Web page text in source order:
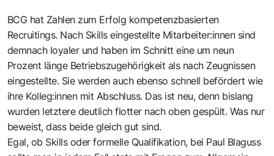
BCG hat Zahlen zum Erfolg kompetenzbasierten
Recruitings. Nach Skills eingestellte Mitarbeiter:innen sind
demnach loyaler und haben im Schnitt eine um neun
Prozent länge Betriebszugehörigkeit als nach Zeugnissen
eingestellte. Sie werden auch ebenso schnell befördert wie
ihre Kolleg:innen mit Abschluss. Das ist neu, denn bislang
wurden letztere deutlich flotter nach oben gespült. Was nur
­beweist, dass beide gleich gut sind.
Egal, ob Skills oder formelle Qualifikation, bei Paul Blaguss